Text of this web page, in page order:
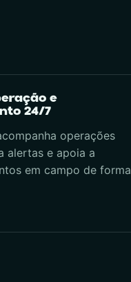
e
24/7
operações
alertas e apoia a
em campo de forma